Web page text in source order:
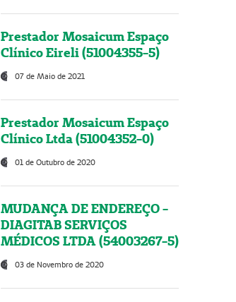
Prestador Mosaicum Espaço
Clínico Eireli (51004355-5)
07 de Maio de 2021
Prestador Mosaicum Espaço
Clínico Ltda (51004352-0)
01 de Outubro de 2020
MUDANÇA DE ENDEREÇO -
DIAGITAB SERVIÇOS
MÉDICOS LTDA (54003267-5)
03 de Novembro de 2020